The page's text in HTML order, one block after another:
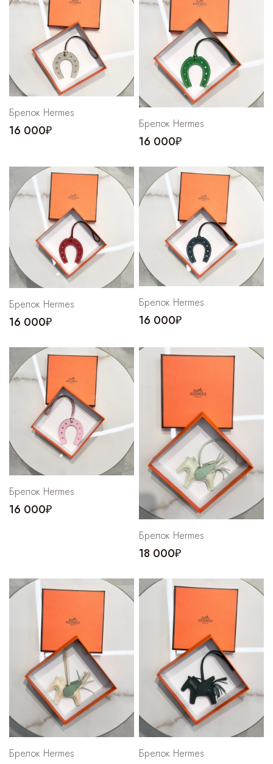
Брелок Hermes
16 000₽ Брелок Hermes
16 000₽
Брелок Hermes
16 000₽
Брелок Hermes
16 000₽
Брелок Hermes
16 000₽
Брелок Hermes
18 000₽
Брелок Hermes Брелок Hermes